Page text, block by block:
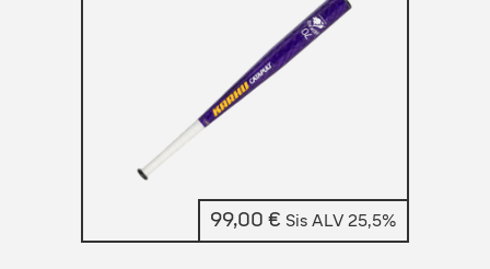
99,00 € Sis ALV 25,5%